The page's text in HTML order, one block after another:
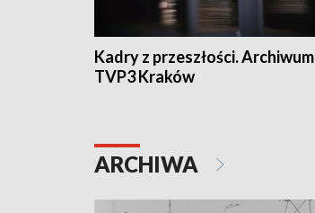
Kadry z przeszłości. Archiwum
TVP3 Kraków
ARCHIWA